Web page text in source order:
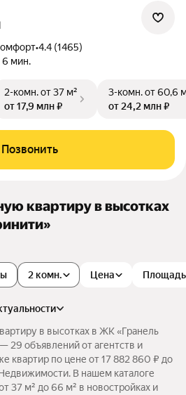
•4.4 (1465)
6 мин.
2-комн.от 37 м²
от 17,9 млн ₽
3-комн.от 60,6
от 24,2 млн ₽
Позвонить
квартиру в высотках
2 комн. Цена Площадь
в высотках в ЖК «Гранель
29 объявлений от агентств и
квартир по цене от 17 882 860 ₽ до
В нашем каталоге
37 м² до 66 м² в новостройках и